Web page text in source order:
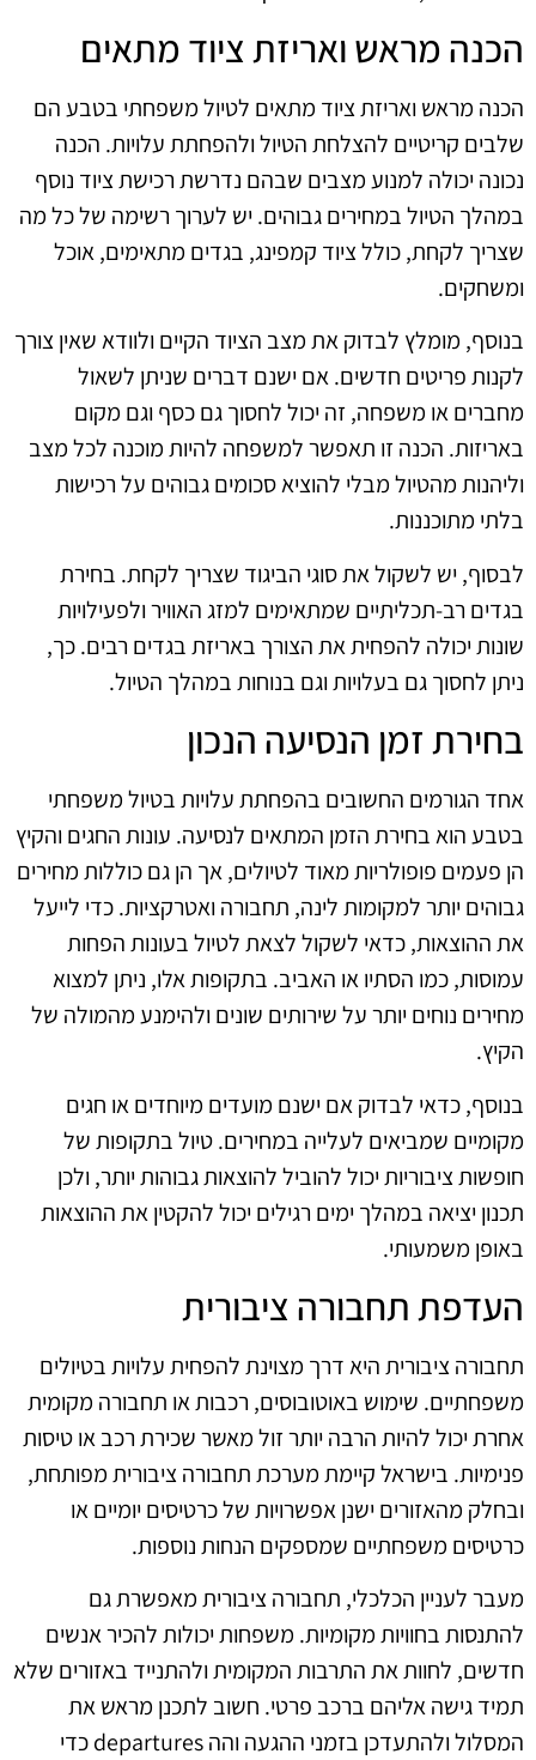
הכנה מראש ואריזת ציוד מתאים
הכנה מראש ואריזת ציוד מתאים לטיול משפחתי בטבע הם
שלבים קריטיים להצלחת הטיול ולהפחתת עלויות. הכנה
נכונה יכולה למנוע מצבים שבהם נדרשת רכישת ציוד נוסף
במהלך הטיול במחירים גבוהים. יש לערוך רשימה של כל מה
שצריך לקחת, כולל ציוד קמפינג, בגדים מתאימים, אוכל
ומשחקים.
בנוסף, מומלץ לבדוק את מצב הציוד הקיים ולוודא שאין צורך
לקנות פריטים חדשים. אם ישנם דברים שניתן לשאול
מחברים או משפחה, זה יכול לחסוך גם כסף וגם מקום
באריזות. הכנה זו תאפשר למשפחה להיות מוכנה לכל מצב
וליהנות מהטיול מבלי להוציא סכומים גבוהים על רכישות
בלתי מתוכננות.
לבסוף, יש לשקול את סוגי הביגוד שצריך לקחת. בחירת
בגדים רב-תכליתיים שמתאימים למזג האוויר ולפעילויות
שונות יכולה להפחית את הצורך באריזת בגדים רבים. כך,
ניתן לחסוך גם בעלויות וגם בנוחות במהלך הטיול.
בחירת זמן הנסיעה הנכון
אחד הגורמים החשובים בהפחתת עלויות בטיול משפחתי
בטבע הוא בחירת הזמן המתאים לנסיעה. עונות החגים והקיץ
הן פעמים פופולריות מאוד לטיולים, אך הן גם כוללות מחירים
גבוהים יותר למקומות לינה, תחבורה ואטרקציות. כדי לייעל
את ההוצאות, כדאי לשקול לצאת לטיול בעונות הפחות
עמוסות, כמו הסתיו או האביב. בתקופות אלו, ניתן למצוא
מחירים נוחים יותר על שירותים שונים ולהימנע מהמולה של
הקיץ.
בנוסף, כדאי לבדוק אם ישנם מועדים מיוחדים או חגים
מקומיים שמביאים לעלייה במחירים. טיול בתקופות של
חופשות ציבוריות יכול להוביל להוצאות גבוהות יותר, ולכן
תכנון יציאה במהלך ימים רגילים יכול להקטין את ההוצאות
באופן משמעותי.
העדפת תחבורה ציבורית
תחבורה ציבורית היא דרך מצוינת להפחית עלויות בטיולים
משפחתיים. שימוש באוטובוסים, רכבות או תחבורה מקומית
אחרת יכול להיות הרבה יותר זול מאשר שכירת רכב או טיסות
פנימיות. בישראל קיימת מערכת תחבורה ציבורית מפותחת,
ובחלק מהאזורים ישנן אפשרויות של כרטיסים יומיים או
כרטיסים משפחתיים שמספקים הנחות נוספות.
מעבר לעניין הכלכלי, תחבורה ציבורית מאפשרת גם
להתנסות בחוויות מקומיות. משפחות יכולות להכיר אנשים
חדשים, לחוות את התרבות המקומית ולהתנייד באזורים שלא
תמיד גישה אליהם ברכב פרטי. חשוב לתכנן מראש את
המסלול ולהתעדכן בזמני ההגעה והה departures כדי